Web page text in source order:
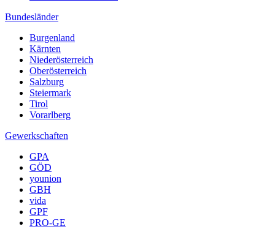
Bundesländer
Burgenland
Kärnten
Niederösterreich
Oberösterreich
Salzburg
Steiermark
Tirol
Vorarlberg
Gewerkschaften
GPA
GÖD
younion
GBH
vida
GPF
PRO-GE